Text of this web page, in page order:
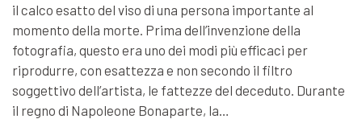
il calco esatto del viso di una persona importante al
momento della morte. Prima dell’invenzione della
fotografia, questo era uno dei modi più efficaci per
riprodurre, con esattezza e non secondo il filtro
soggettivo dell’artista, le fattezze del deceduto. Durante
il regno di Napoleone Bonaparte, la…